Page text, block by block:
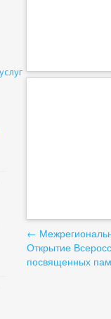
по
←
Открытие
посвященных